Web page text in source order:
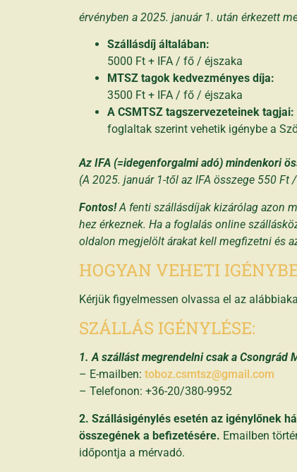
érvényben a 2025. január 1. után érkezett
Szállásdíj általában:
5000 Ft + IFA / fő / éjszaka
MTSZ tagok kedvezményes díja:
3500 Ft + IFA / fő / éjszaka
A CSMTSZ tagszervezeteinek tagjai:
foglaltak szerint vehetik igénybe a
Az IFA (=idegenforgalmi adó) mindenkori
(A 2025. január 1-től az IFA összege 550
Fontos!A fenti szállásdíjak kizárólag azon
hez érkeznek. Ha a foglalás online
oldalon megjelölt árakat kell megfizetni és
HOGYAN VEHETI
Kérjük figyelmessen olvassa el az
SZÁLLÁS IGÉNYLÉSE:
1. A szállást megrendelni csak a Csongrád
– E-mailben: toboz.csmtsz@gmail.com
– Telefonon: +36-20/380-9952
2. Szállásigénylés esetén az igénylőnek
összegének a befizetésére. Emailben
időpontja a mérvadó.